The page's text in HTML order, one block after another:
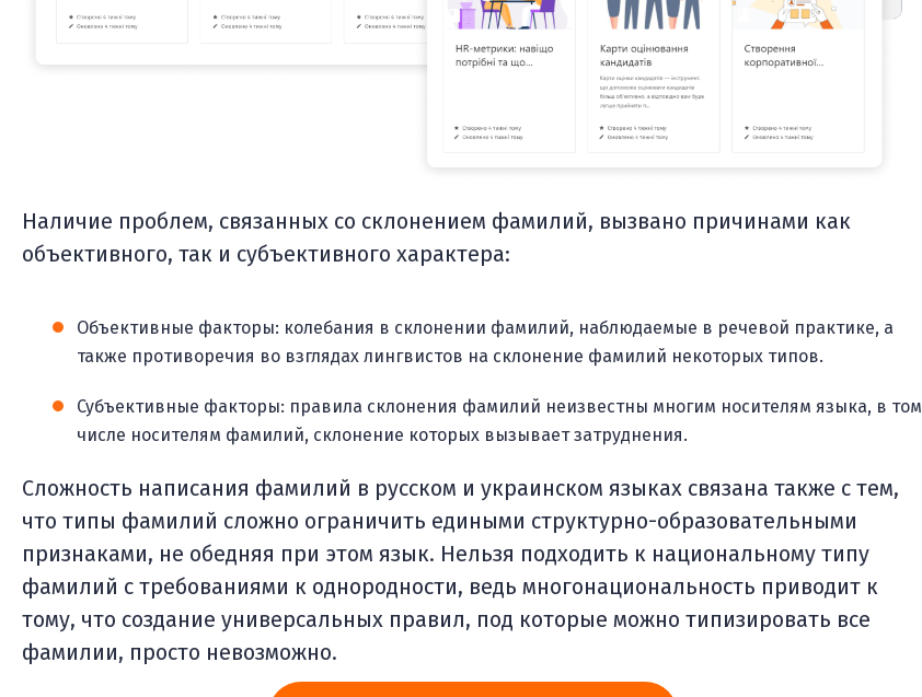
Наличие проблем, связанных со склонением фамилий, вызвано причинами как
объективного, так и субъективного характера:
Объективные факторы: колебания в склонении фамилий, наблюдаемые в речевой практике, а
также противоречия во взглядах лингвистов на склонение фамилий некоторых типов.
Субъективные факторы: правила склонения фамилий неизвестны многим носителям языка, в том
числе носителям фамилий, склонение которых вызывает затруднения.
Сложность написания фамилий в русском и украинском языках связана также с тем,
что типы фамилий сложно ограничить едиными структурно-образовательными
признаками, не обедняя при этом язык. Нельзя подходить к национальному типу
фамилий с требованиями к однородности, ведь многонациональность приводит к
тому, что создание универсальных правил, под которые можно типизировать все
фамилии, просто невозможно.